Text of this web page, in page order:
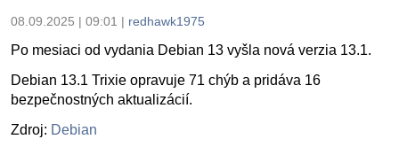
08.09.2025 | 09:01 | redhawk1975
Po mesiaci od vydania Debian 13 vyšla nová verzia 13.1.
Debian 13.1 Trixie opravuje 71 chýb a pridáva 16
bezpečnostných aktualizácií.
Zdroj: Debian